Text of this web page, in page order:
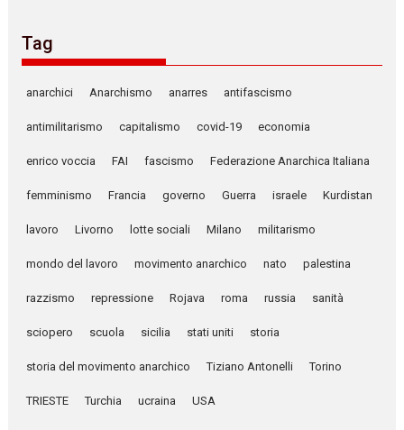
Tag
anarchici Anarchismo anarres antifascismo
antimilitarismo capitalismo covid-19 economia
enrico voccia FAI fascismo Federazione Anarchica Italiana
femminismo Francia governo Guerra israele Kurdistan
lavoro Livorno lotte sociali Milano militarismo
mondo del lavoro movimento anarchico nato palestina
razzismo repressione Rojava roma russia sanità
sciopero scuola sicilia stati uniti storia
storia del movimento anarchico Tiziano Antonelli Torino
TRIESTE Turchia ucraina USA